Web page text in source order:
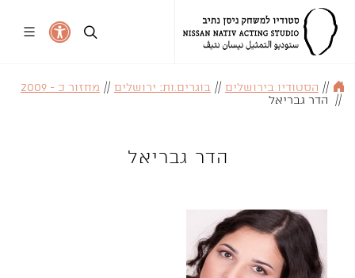
// הסטודיו בירושלים // בוגרים.ות: ירושלים // מחזור כ - 2009
// הדר גבריאל
הדר גבריאל